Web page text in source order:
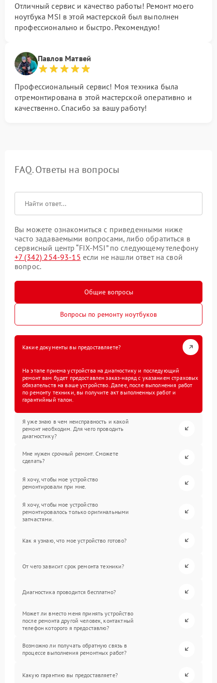
Отличный сервис и качество работы! Ремонт моего
ноутбука MSI в этой мастерской был выполнен
профессионально и быстро. Рекомендую!
Павлов Матвей
Профессиональный сервис! Моя техника была
отремонтирована в этой мастерской оперативно и
качественно. Спасибо за вашу работу!
FAQ. Ответы на вопросы
Вы можете ознакомиться с приведенными ниже
часто задаваемыми вопросами, либо обратиться в
сервисный центр “FIX-MSI” по следующему телефону
+7 (342) 254-93-15 если не нашли ответ на свой
вопрос.
Общие вопросы
Вопросы по ремонту ноутбуков
Какие документы вы предоставляете?
На этапе приема устройства на диагностику и последующий
ремонт вам будет предоставлен заказ-наряд с указанием страховых
обязательств на ваше устройство. Далее, после выполнения работ
по ремонту техники, вы получите акт выполненных работ и
гарантийный талон.
Я уже знаю в чем неисправность и какой
ремонт необходим. Для чего проводить
диагностику?
Мне нужен срочный ремонт. Сможете
сделать?
Я хочу, чтобы мое устройство
ремонтировали при мне.
Я хочу, чтобы мое устройство
ремонтировалось только оригинальными
запчастями.
Как я узнаю, что мое устройство готово?
От чего зависит срок ремонта техники?
Диагностика проводится бесплатно?
Может ли вместо меня принять устройство
после ремонта другой человек, контактный
телефон которого я предоставлю?
Возможно ли получать обратную связь в
процессе выполнения ремонтных работ?
Какую гарантию вы предоставляете?